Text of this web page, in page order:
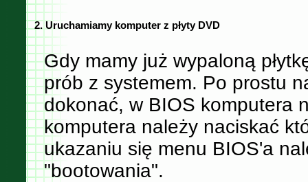
2. Uruchamiamy komputer z płyty DVD
Gdy mamy już wypaloną
prób z systemem. Po prostu
dokonać, w BIOS komputera
komputera należy naciskać
ukazaniu się menu BIOS'a
"bootowania".